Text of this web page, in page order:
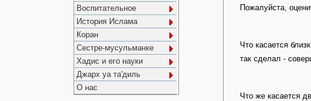
Воспитательное
История Ислама
Коран
Сестре-мусульманке
Хадис и его науки
Джарх уа та'диль
О нас
Пожалуйста,
Что касается
так сделал -
Что же касается